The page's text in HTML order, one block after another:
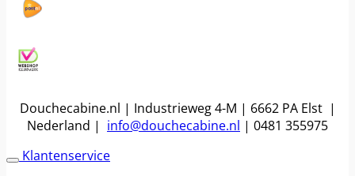
Douchecabine.nl | Industrieweg 4-M | 6662 PA Elst |
Nederland | info@douchecabine.nl | 0481 355975
Klantenservice